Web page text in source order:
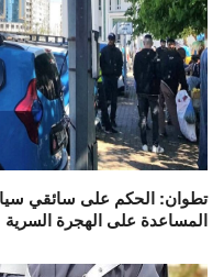
تطوان: الحكم على سائقي
المساعدة على الهجرة السرية